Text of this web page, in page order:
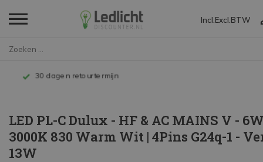
Incl. Excl. BTW
LED PL-C Dulux - HF & AC MAINS V -
3000K 830 Warm Wit | 4Pins G24q-1 -
13W